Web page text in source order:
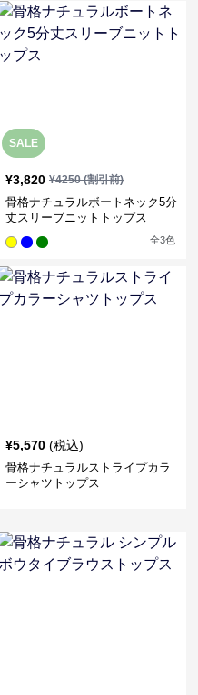
SALE
¥3,820 ¥4250(割引前)
骨格ナチュラルボートネック5分
丈スリーブニットトップス
全3色
¥5,570 (税込)
骨格ナチュラルストライプカラ
ーシャツトップス